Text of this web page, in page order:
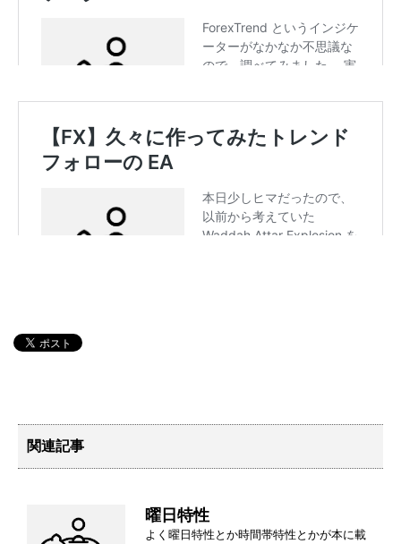
関連記事
曜日特性
よく曜日特性とか時間帯特性とかが本に載